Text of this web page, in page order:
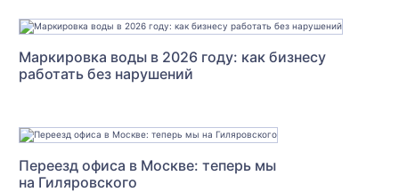
Маркировка воды в 2026 году: как бизнесу
работать без нарушений
Переезд офиса в Москве: теперь мы
на Гиляровского